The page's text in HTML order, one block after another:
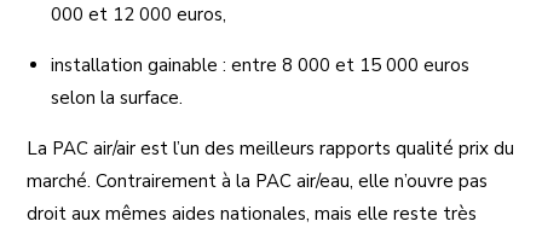
000 et 12 000 euros,
installation gainable : entre 8 000 et 15 000 euros
selon la surface.
La PAC air/air est l’un des meilleurs rapports qualité prix du
marché. Contrairement à la PAC air/eau, elle n’ouvre pas
droit aux mêmes aides nationales, mais elle reste très